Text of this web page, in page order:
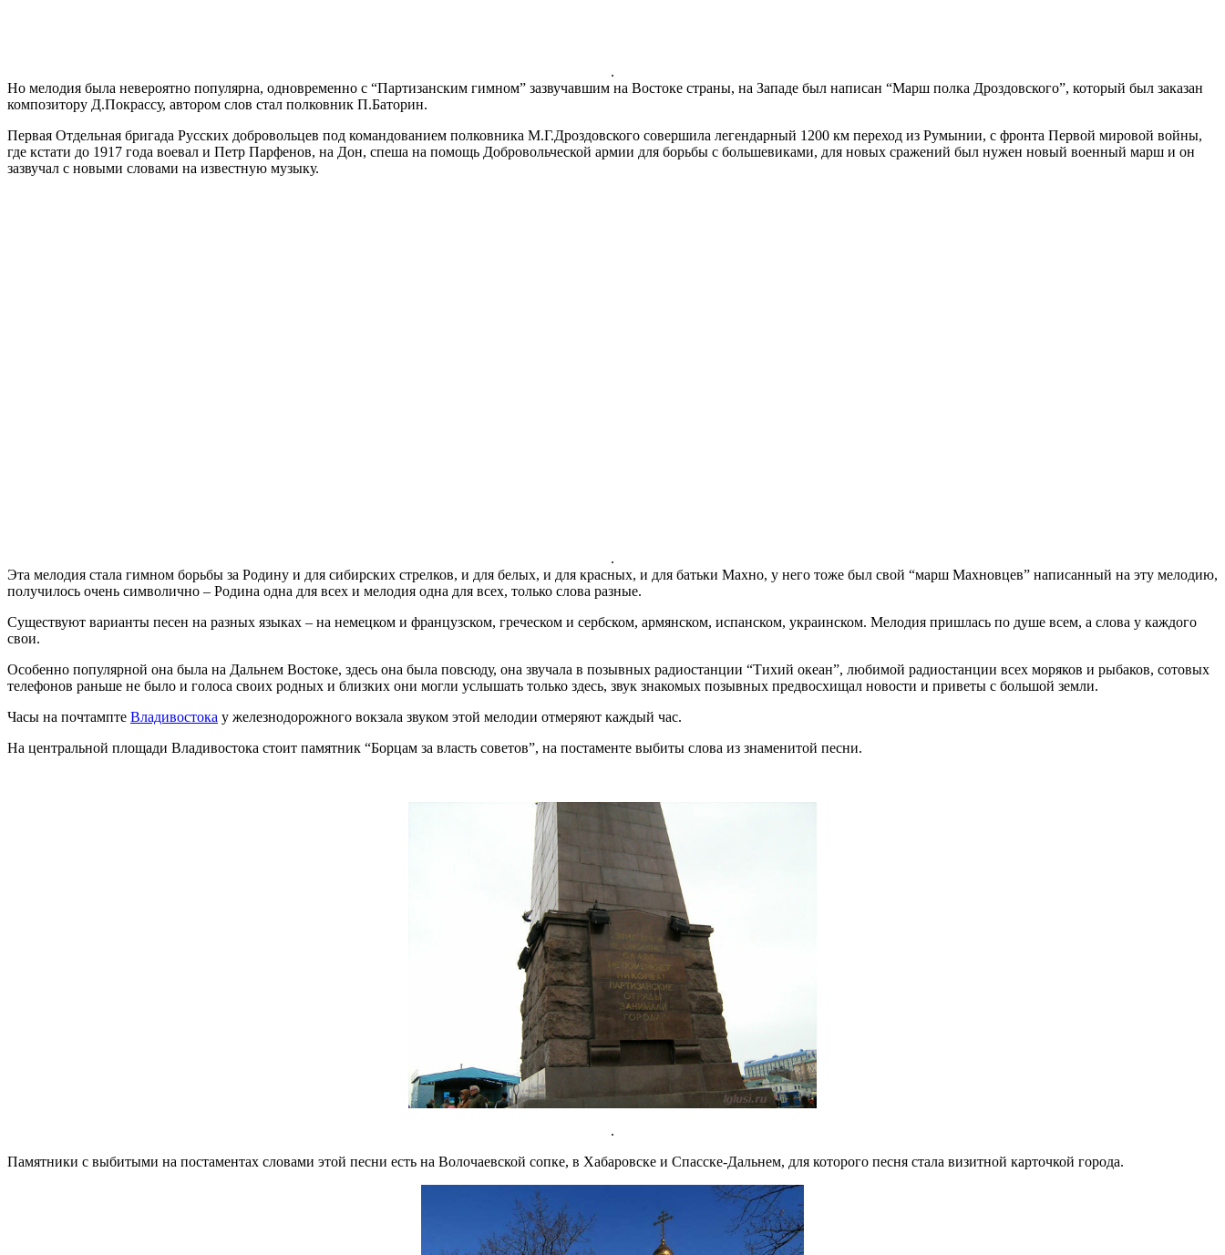
.
Но мелодия была невероятно популярна, одновременно с “Партизанским гимном” зазвучавшим на Востоке страны, на Западе был написан “Марш полка Дроздовского”, который был заказан
композитору Д.Покрассу, автором слов стал полковник П.Баторин.
Первая Отдельная бригада Русских добровольцев под командованием полковника М.Г.Дроздовского совершила легендарный 1200 км переход из Румынии, с фронта Первой мировой войны,
где кстати до 1917 года воевал и Петр Парфенов, на Дон, спеша на помощь Добровольческой армии для борьбы с большевиками, для новых сражений был нужен новый военный марш и он
зазвучал с новыми словами на известную музыку.
.
Эта мелодия стала гимном борьбы за Родину и для сибирских стрелков, и для белых, и для красных, и для батьки Махно, у него тоже был свой “марш Махновцев” написанный на эту мелодию,
получилось очень символично – Родина одна для всех и мелодия одна для всех, только слова разные.
Существуют варианты песен на разных языках – на немецком и французском, греческом и сербском, армянском, испанском, украинском. Мелодия пришлась по душе всем, а слова у каждого
свои.
Особенно популярной она была на Дальнем Востоке, здесь она была повсюду, она звучала в позывных радиостанции “Тихий океан”, любимой радиостанции всех моряков и рыбаков, сотовых
телефонов раньше не было и голоса своих родных и близких они могли услышать только здесь, звук знакомых позывных предвосхищал новости и приветы с большой земли.
Часы на почтампте Владивостока у железнодорожного вокзала звуком этой мелодии отмеряют каждый час.
На центральной площади Владивостока стоит памятник “Борцам за власть советов”, на постаменте выбиты слова из знаменитой песни.
.
Памятники с выбитыми на постаментах словами этой песни есть на Волочаевской сопке, в Хабаровске и Спасске-Дальнем, для которого песня стала визитной карточкой города.